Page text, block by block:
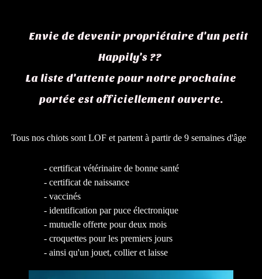
Envie de devenir propriétaire d'un petit
Happily's ??
La liste d'attente pour notre prochaine
portée est officiellement ouverte.
Tous nos chiots sont LOF et partent à partir de 9 semaines d'âge
- certificat vétérinaire de bonne santé
- certificat de naissance
- vaccinés
- identification par puce électronique
- mutuelle offerte pour deux mois
- croquettes pour les premiers jours
- ainsi qu'un jouet, collier et laisse